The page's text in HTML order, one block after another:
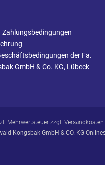
Zahlungsbedingungen
der Fa.
GmbH & Co. KG, Lübeck
Mehrwertsteuer zzgl. Versandkosten
Kongsbak GmbH & CO. KG